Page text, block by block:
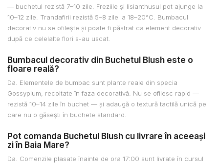
— buchetul rezistă 7–10 zile. Freziile și lisianthusul pot ajunge la
10–12 zile. Trandafirii rezistă 5–8 zile la 18–20°C. Bumbacul
decorativ nu se ofilește și poate fi păstrat ca element decorativ
după ce celelalte flori s-au uscat.
Bumbacul decorativ din Buchetul Blush este o
floare reală?
Da. Elementele de bumbac sunt plante reale din specia
Gossypium, recoltate în faza decorativă. Nu se ofilesc rapid —
rezistă 10–14 zile în buchet — și adaugă o textură tactilă unică pe
care nu o găsești în buchete standard.
Pot comanda Buchetul Blush cu livrare în aceeași
zi în Baia Mare?
Da. Comenzile plasate înainte de ora 17:00 sunt livrate în cursul